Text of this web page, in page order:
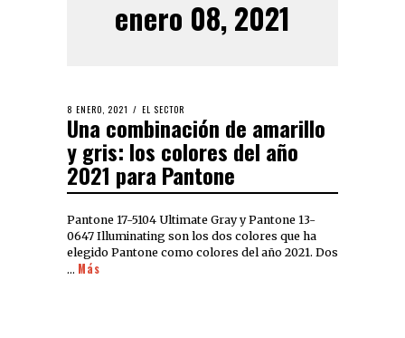
enero 08, 2021
8 ENERO, 2021 EL SECTOR
Una combinación de amarillo
y gris: los colores del año
2021 para Pantone
Pantone 17-5104 Ultimate Gray y Pantone 13-
0647 Illuminating son los dos colores que ha
elegido Pantone como colores del año 2021. Dos
… Más